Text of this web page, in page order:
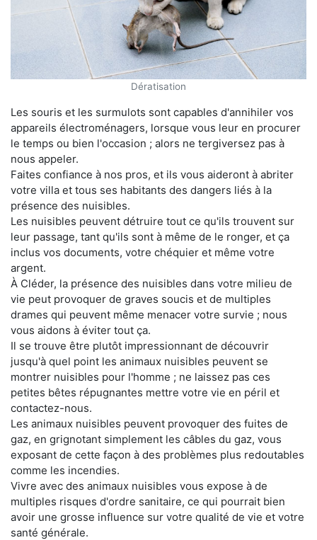
Dératisation
Les souris et les surmulots sont capables d'annihiler vos
appareils électroménagers, lorsque vous leur en procurer
le temps ou bien l'occasion ; alors ne tergiversez pas à
nous appeler.
Faites confiance à nos pros, et ils vous aideront à abriter
votre villa et tous ses habitants des dangers liés à la
présence des nuisibles.
Les nuisibles peuvent détruire tout ce qu'ils trouvent sur
leur passage, tant qu'ils sont à même de le ronger, et ça
inclus vos documents, votre chéquier et même votre
argent.
À Cléder, la présence des nuisibles dans votre milieu de
vie peut provoquer de graves soucis et de multiples
drames qui peuvent même menacer votre survie ; nous
vous aidons à éviter tout ça.
Il se trouve être plutôt impressionnant de découvrir
jusqu'à quel point les animaux nuisibles peuvent se
montrer nuisibles pour l'homme ; ne laissez pas ces
petites bêtes répugnantes mettre votre vie en péril et
contactez-nous.
Les animaux nuisibles peuvent provoquer des fuites de
gaz, en grignotant simplement les câbles du gaz, vous
exposant de cette façon à des problèmes plus redoutables
comme les incendies.
Vivre avec des animaux nuisibles vous expose à de
multiples risques d'ordre sanitaire, ce qui pourrait bien
avoir une grosse influence sur votre qualité de vie et votre
santé générale.